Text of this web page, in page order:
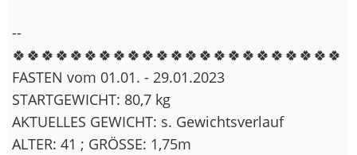
--
🍀🍀🍀🍀🍀🍀🍀🍀🍀🍀🍀🍀🍀🍀🍀🍀🍀🍀🍀🍀🍀🍀🍀
FASTEN vom 01.01. - 29.01.2023
STARTGEWICHT: 80,7 kg
AKTUELLES GEWICHT: s. Gewichtsverlauf
ALTER: 41 ; GRÖSSE: 1,75m